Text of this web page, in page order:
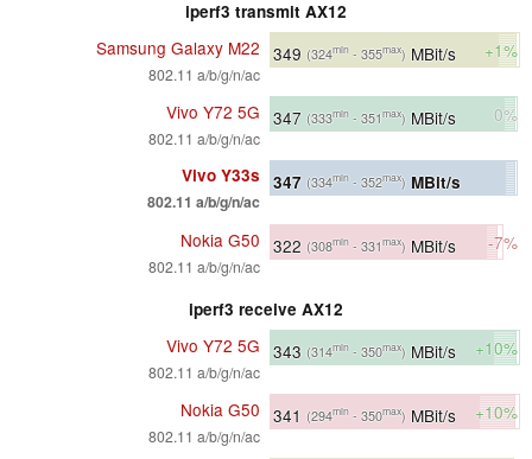
iperf3 transmit AX12
Samsung Galaxy M22
802.11 a/b/g/n/ac
349 (324min - 355max) MBit/s +1%
Vivo Y72 5G
802.11 a/b/g/n/ac
347 (333min - 351max) MBit/s 0%
Vivo Y33s
802.11 a/b/g/n/ac
347 (334min - 352max) MBit/s
Nokia G50
802.11 a/b/g/n/ac
322 (308min - 331max) MBit/s -7%
iperf3 receive AX12
Vivo Y72 5G
802.11 a/b/g/n/ac
343 (314min - 350max) MBit/s +10%
Nokia G50
802.11 a/b/g/n/ac
341 (294min - 350max) MBit/s +10%